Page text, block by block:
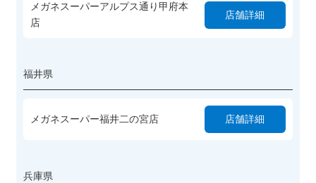
メガネスーパーアルプス通り甲府本
店
店舗詳細
福井県
メガネスーパー福井二の宮店 店舗詳細
兵庫県